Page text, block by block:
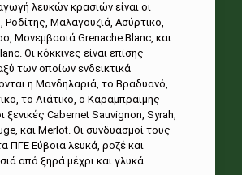
λευκών κρασιών είναι οι
Ροδίτης, Μαλαγουζιά, Ασύρτικο,
Μονεμβασιά Grenache Βlanc, και
Οι κόκκινες είναι επίσης
των οποίων ενδεικτικά
η Μανδηλαριά, το Βραδυανό,
το Λιάτικο, ο Καραμπραϊμης
ξενικές Cabernet Sauvignon, Syrah,
και Merlot. Οι συνδυασμοί τους
ΠΓΕ Εύβοια λευκά, ροζέ και
από ξηρά μέχρι και γλυκά.